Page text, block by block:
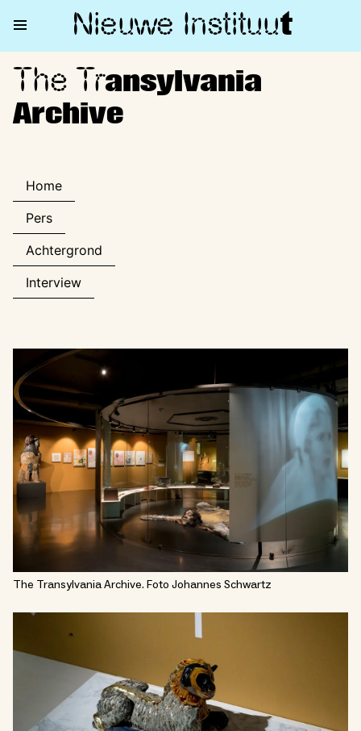
Nieuwe Instituut
The Transylvania Archive
The Transylvania
Archive
Home
Pers
Achtergrond
Interview
The Transylvania Archive. Foto Johannes Schwartz